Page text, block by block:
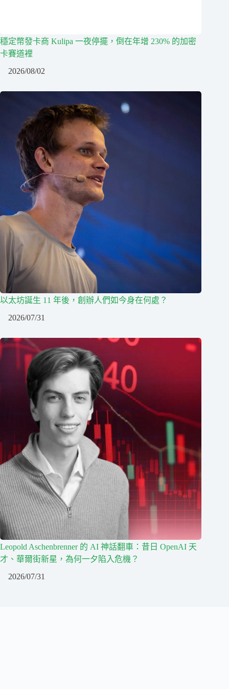
穩定幣發卡商 Kulipa 一夜停擺，倒在年增 230% 的加密
卡賽道裡
2026/08/02
以太坊誕生 11 年後，創辦人們如今身在何處？
2026/07/31
Leopold Aschenbrenner 的 AI 神話翻車：昔日 OpenAI 天
才、華爾街新星，為何一夕陷入危機？
2026/07/31